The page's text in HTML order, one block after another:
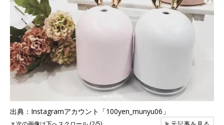
出典：Instagramアカウント「100yen_munyu06」